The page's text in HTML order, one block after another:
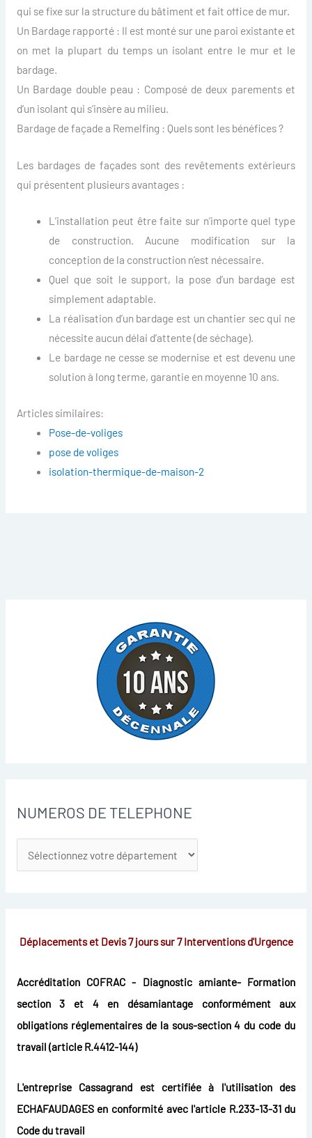
qui se fixe sur la structure du bâtiment et fait office de mur.
Un Bardage rapporté : Il est monté sur une paroi existante et
on met la plupart du temps un isolant entre le mur et le
bardage.
Un Bardage double peau : Composé de deux parements et
d’un isolant qui s’insère au milieu.
Bardage de façade a Remelfing : Quels sont les bénéfices ?
Les bardages de façades sont des revêtements extérieurs
qui présentent plusieurs avantages :
L’installation peut être faite sur n’importe quel type
de construction. Aucune modification sur la
conception de la construction n’est nécessaire.
Quel que soit le support, la pose d’un bardage est
simplement adaptable.
La réalisation d’un bardage est un chantier sec qui ne
nécessite aucun délai d’attente (de séchage).
Le bardage ne cesse se modernise et est devenu une
solution à long terme, garantie en moyenne 10 ans.
Articles similaires:
Pose-de-voliges
pose de voliges
isolation-thermique-de-maison-2
NUMEROS DE TELEPHONE
Déplacements et Devis 7 jours sur 7 Interventions d'Urgence
Accréditation COFRAC - Diagnostic amiante- Formation
section 3 et 4 en désamiantage conformément aux
obligations réglementaires de la sous-section 4 du code du
travail (article R.4412-144)
L'entreprise Cassagrand est certifiée à l'utilisation des
ECHAFAUDAGES en conformité avec l'article R.233-13-31 du
Code du travail